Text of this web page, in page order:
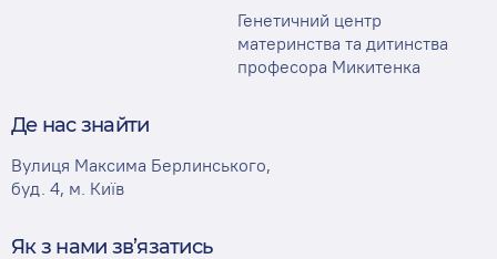
Генетичний центр
материнства та дитинства
професора Микитенка
Де нас знайти
Вулиця Максима Берлинського,
буд. 4, м. Київ
Як з нами зв’язатись